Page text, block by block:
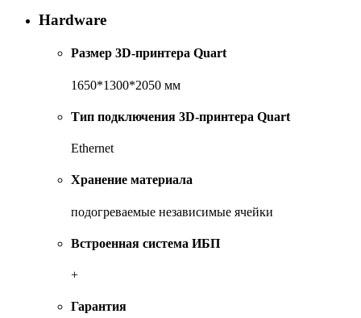
Hardware
Размер 3D-принтера Quart
1650*1300*2050 мм
Тип подключения 3D-принтера Quart
Ethernet
Хранение материала
подогреваемые независимые ячейки
Встроенная система ИБП
+
Гарантия